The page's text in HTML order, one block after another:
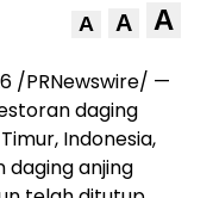
A A A
/PRNewswire/ —
daging
Indonesia,
anjing